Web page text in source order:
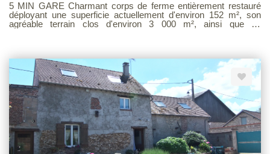
5 MIN GARE Charmant corps de ferme entièrement restauré
déployant une superficie actuellement d'environ 152 m², son
agréable terrain clos d'environ 3 000 m², ainsi que de
équipée, la chambre avec dressing, et la salle de douche. A
l'étage un grand palier desservant deux chambres, une salle de
douche et deux autres chambres à finir d'aménager pouvant
développer 190 m². N'attendez plus et venez le visiter. Voir page
9 du Barème d'honoraires consultable sur notre site